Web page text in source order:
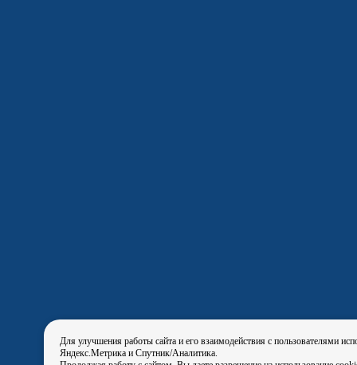
Для улучшения работы сайта и его взаимодействия с пользователями
Яндекс.Метрика и Спутник/Аналитика.